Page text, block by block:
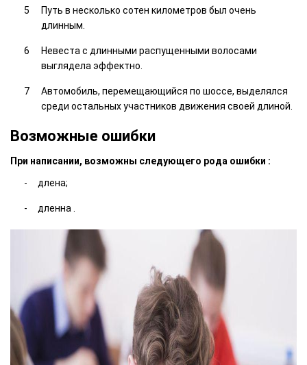
Путь в несколько сотен километров был очень
длинным.
Невеста с длинными распущенными волосами
выглядела эффектно.
Автомобиль, перемещающийся по шоссе, выделялся
среди остальных участников движения своей длиной.
Возможные ошибки
При написании, возможны следующего рода ошибки :
длена;
дленна .